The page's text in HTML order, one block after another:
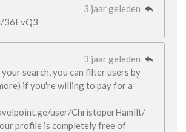
3 jaar geleden
36EvQ3
3 jaar geleden
search, you can filter users by
if you're willing to pay for a
user/ChristoperHamilt/
profile is completely free of